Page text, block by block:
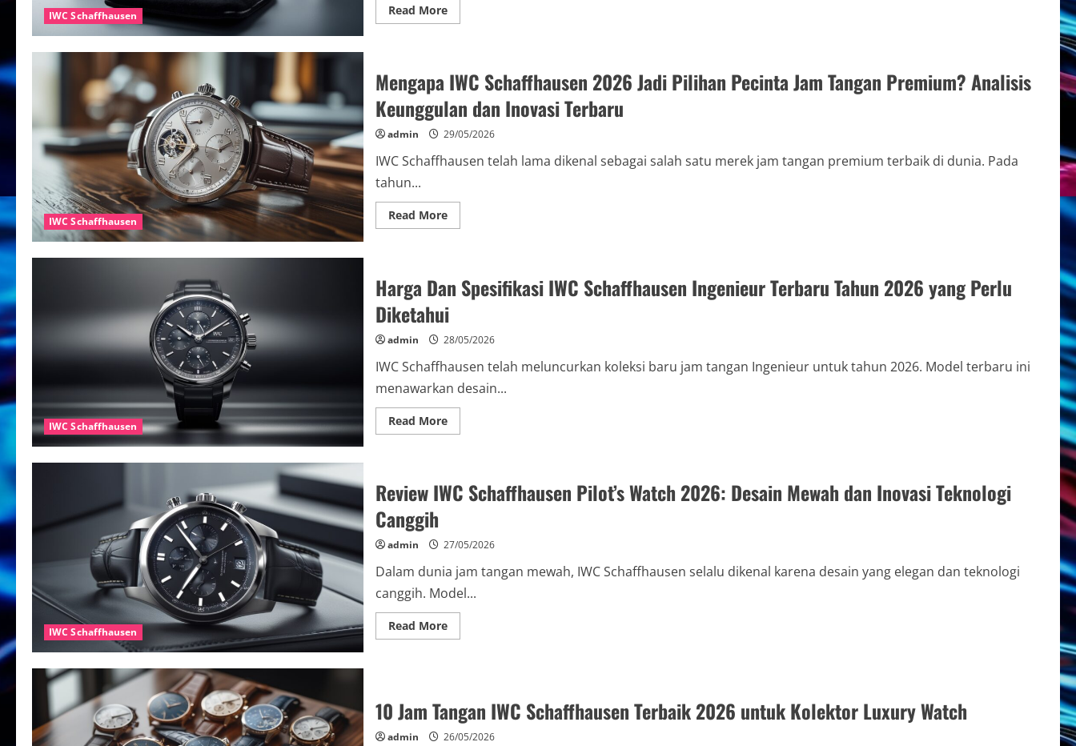
IWC Schaffhausen Read MoreRead
more
and
Wonders
2026:
Menjelajahi
Koleksi
Baru
Dicari
IWC Schaffhausen
Mengapa IWC Schaffhausen 2026 Jadi Pilihan Pecinta Jam Tangan Premium? Analisis
Keunggulan dan Inovasi Terbaru
admin 29/05/2026
IWC Schaffhausen telah lama dikenal sebagai salah satu merek jam tangan premium terbaik di dunia. Pada
tahun...
Read MoreRead
more
2026
Jadi
Pilihan
Pecinta
Jam
Tangan
Premium?
Analisis
Keunggulan
dan
Inovasi
Terbaru
IWC Schaffhausen
Harga Dan Spesifikasi IWC Schaffhausen Ingenieur Terbaru Tahun 2026 yang Perlu
Diketahui
admin 28/05/2026
IWC Schaffhausen telah meluncurkan koleksi baru jam tangan Ingenieur untuk tahun 2026. Model terbaru ini
menawarkan desain...
Read MoreRead
more
IWC
Schaffhausen
2026
Perlu
Diketahui
IWC Schaffhausen
Review IWC Schaffhausen Pilot’s Watch 2026: Desain Mewah dan Inovasi Teknologi
Canggih
admin 27/05/2026
Dalam dunia jam tangan mewah, IWC Schaffhausen selalu dikenal karena desain yang elegan dan teknologi
canggih. Model...
Read MoreRead
more
2026:
Desain
Mewah
10 Jam Tangan IWC Schaffhausen Terbaik 2026 untuk Kolektor Luxury Watch
admin 26/05/2026